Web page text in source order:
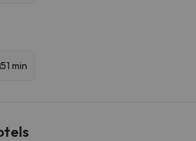
51 min